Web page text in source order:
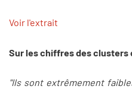
Voir l'extrait
Sur les chiffres des clusters
"Ils sont extrêmement